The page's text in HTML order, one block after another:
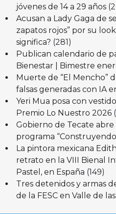
jóvenes de 14 a 29 años
Acusan a Lady Gaga de
zapatos rojos” por su
significa? (281)
Publican calendario de
Bienestar | Bimestre
Muerte de “El Mencho”
falsas generadas con IA
Yeri Mua posa con
Premio Lo Nuestro 2026
Gobierno de Tecate abre
programa
La pintora mexicana
retrato en la VIII Bienal
Pastel, en España (149)
Tres detenidos y armas
de la FESC en Valle de